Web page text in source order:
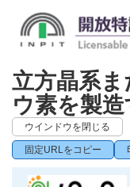
立方晶系
ウ素を製
ウインドウを閉じる
固定URLをコピー